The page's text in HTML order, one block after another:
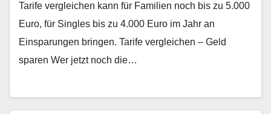
Tarife vergleichen kann für Familien noch bis zu 5.000
Euro, für Singles bis zu 4.000 Euro im Jahr an
Einsparungen bringen. Tarife vergleichen – Geld
sparen Wer jetzt noch die…